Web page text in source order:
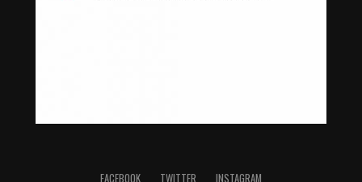
FACEBOOK TWITTER INSTAGRAM